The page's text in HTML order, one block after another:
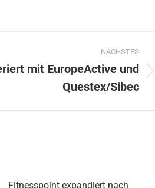
NÄCHSTES
mit EuropeActive und
Questex/Sibec
Fitnesspoint expandiert nach